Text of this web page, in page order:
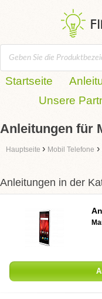
Startseite
Unsere
Anleitungen für
Hauptseite › Mobil Telefone ›
Anleitungen in der